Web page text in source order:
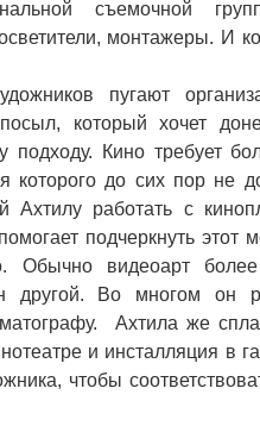
съемочной
монтажеры. И
пугают
который хочет
подходу. Кино требует
которого до сих пор не
Ахтилу работать с
подчеркнуть
Обычно видеоарт
Во многом он
Ахтила же
и инсталляция в
чтобы